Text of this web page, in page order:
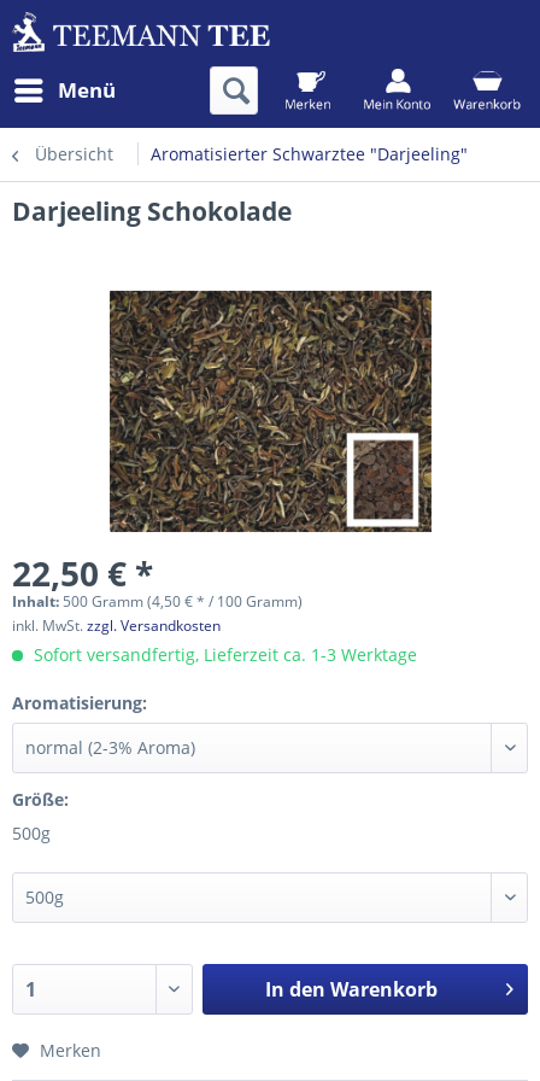
Menü
Übersicht Aromatisierter Schwarztee "Darjeeling"
Darjeeling Schokolade
22,50 € *
Inhalt: 500 Gramm (4,50 € * / 100 Gramm)
inkl. MwSt.zzgl. Versandkosten
Sofort versandfertig, Lieferzeit ca. 1-3 Werktage
Aromatisierung:
Größe:
500g
In den Warenkorb
Merken